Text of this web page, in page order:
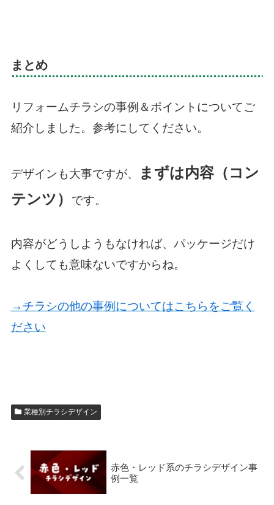
まとめ
リフォームチラシの事例＆ポイントについてご
紹介しました。参考にしてください。
デザインも大事ですが、
まずは内容（コン
テンツ）
です。
内容がどうしようもなければ、パッケージだけ
よくしても意味ないですからね。
→チラシの他の事例についてはこちらをご覧く
ださい
業種別チラシデザイン
赤色・レッド系のチラシデザイン事
例一覧